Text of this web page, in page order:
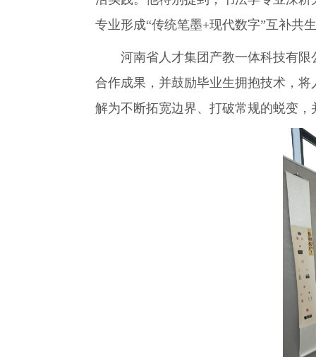
专业形成“传统笔墨+现代数字”互补共
河南省人才集团产教一体科技有
合作成果，并鼓励毕业生拥抱技术，
解为不断拓宽边界、打破常规的蜕变